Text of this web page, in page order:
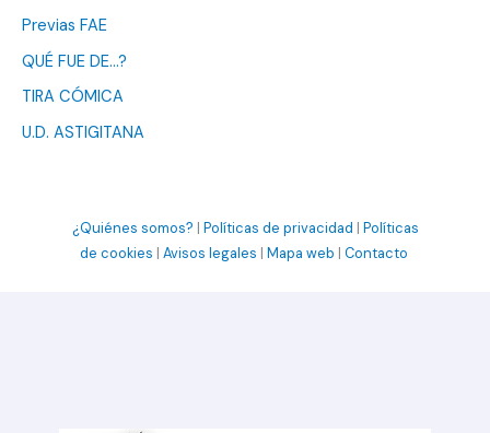
Previas FAE
QUÉ FUE DE…?
TIRA CÓMICA
U.D. ASTIGITANA
¿Quiénes somos? | Políticas de privacidad | Políticas
de cookies | Avisos legales | Mapa web | Contacto